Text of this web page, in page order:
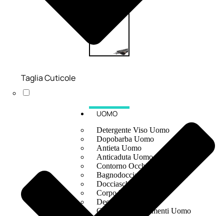
UOMO
Detergente Viso Uomo
Dopobarba Uomo
Antieta Uomo
Anticaduta Uomo
Contorno Occhi Uomo
Bagnodoccia Uomo Profumi
Docciaschiuma Uomo
Corpo Uomo
Deodoranti Uomo
Confezioni Trattamenti Uomo
Taglia Cuticole